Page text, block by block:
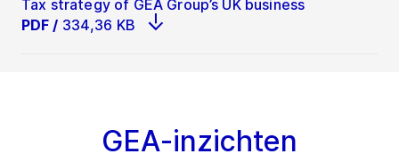
Craighall Business Park
G4 9XA
Glasgow
Tax strategy of GEA Group’s UK business
PDF / 334,36 KB
GEA-inzichten